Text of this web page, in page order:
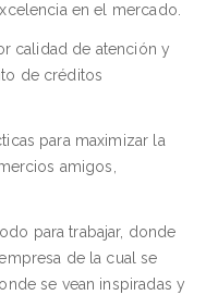
en el mercado.
calidad de atención y
de créditos
para maximizar la
amigos,
para trabajar, donde
de la cual se
se vean inspiradas y